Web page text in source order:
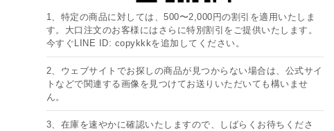
1、特定の商品に対しては、500〜2,000円の割引を適用いたしま
す。大口注文のお客様にはさらに特別割引をご提供いたします。
今すぐLINE ID: copykkkを追加してください。
2、ウェブサイトでお探しの商品が見つからない場合は、公式サイ
トなどで関連する画像を見つけてお送りいただいても構いませ
ん。
3、在庫を速やかに確認いたしますので、しばらくお待ちくださ